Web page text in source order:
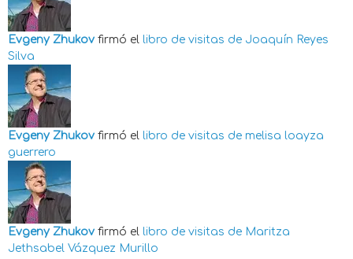
Evgeny Zhukov firmó el libro de visitas de Joaquín Reyes
Silva
Evgeny Zhukov firmó el libro de visitas de melisa loayza
guerrero
Evgeny Zhukov firmó el libro de visitas de Maritza
Jethsabel Vázquez Murillo